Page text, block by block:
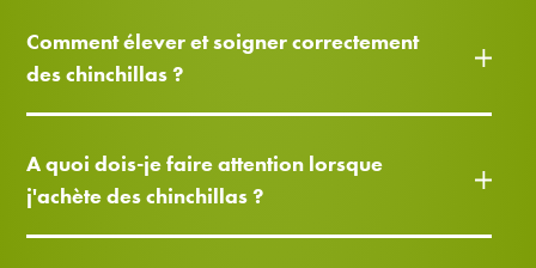
Comment élever et soigner correctement
des chinchillas ?
A quoi dois-je faire attention lorsque
j'achète des chinchillas ?